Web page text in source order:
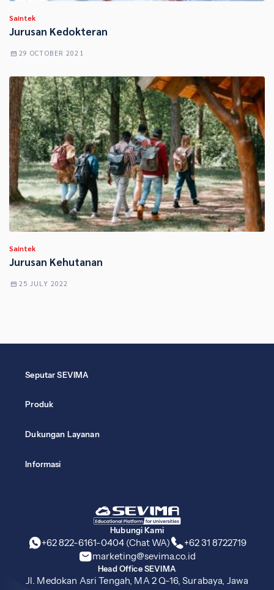
Saintek
Jurusan Kedokteran
29 OCTOBER 2021
Saintek
Jurusan Kehutanan
25 JULY 2022
Hubungi Kami
+62 822-6161-0404 (Chat WA)
+62 31 8722719
marketing@sevima.co.id
Head Office SEVIMA
Jl. Medokan Asri Tengah, MA 2 Q-16, Surabaya, Jawa
Seputar SEVIMA
Produk
Dukungan Layanan
Informasi